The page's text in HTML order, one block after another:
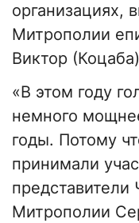
организациях,
Митрополии
Виктор
«В этом году
немного
годы. Потому
принимали
Митрополии